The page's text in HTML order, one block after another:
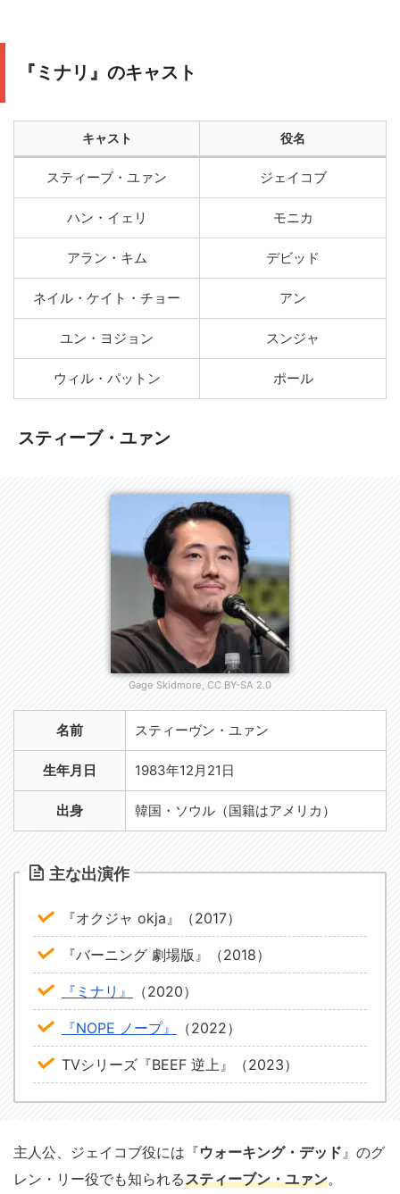
『ミナリ』のキャスト
キャスト 役名
スティーブ・ユァン ジェイコブ
ハン・イェリ モニカ
アラン・キム デビッド
ネイル・ケイト・チョー アン
ユン・ヨジョン スンジャ
ウィル・パットン ポール
スティーブ・ユァン
Gage Skidmore, CC BY-SA 2.0
名前 スティーヴン・ユァン
生年月日 1983年12月21日
出身 韓国・ソウル（国籍はアメリカ）
主な出演作
『オクジャ okja』（2017）
『バーニング 劇場版』（2018）
『ミナリ』 （2020）
『NOPE ノープ』 （2022）
TVシリーズ『BEEF 逆上』（2023）
主人公、ジェイコブ役には『ウォーキング・デッド 』のグ
レン・リー役でも知られるスティーブン・ユァン。